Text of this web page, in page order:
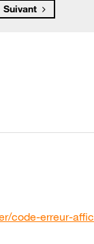
Suivant
code-erreur-